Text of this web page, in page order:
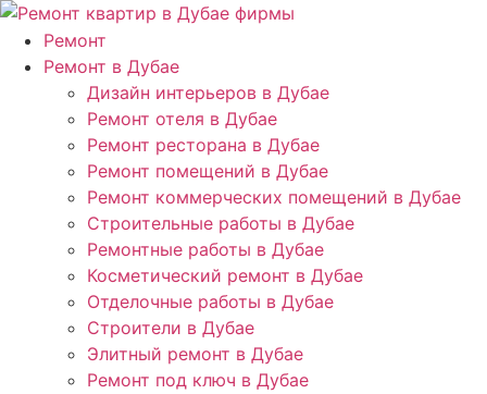
Ремонт
Ремонт в Дубае
Дизайн интерьеров в Дубае
Ремонт отеля в Дубае
Ремонт ресторана в Дубае
Ремонт помещений в Дубае
Ремонт коммерческих помещений в Дубае
Строительные работы в Дубае
Ремонтные работы в Дубае
Косметический ремонт в Дубае
Отделочные работы в Дубае
Строители в Дубае
Элитный ремонт в Дубае
Ремонт под ключ в Дубае